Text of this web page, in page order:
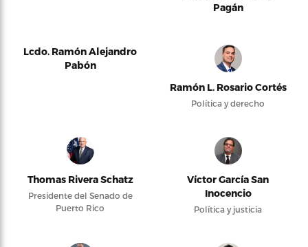
Pagán
Lcdo. Ramón Alejandro
Pabón
Ramón L. Rosario Cortés
Política y derecho
Thomas Rivera Schatz
Presidente del Senado de
Puerto Rico
Víctor García San
Inocencio
Política y justicia